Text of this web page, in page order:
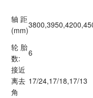
轴 距
(mm)
轮 胎
数:
6
接近
离去
角
17/24,17/18,17/13